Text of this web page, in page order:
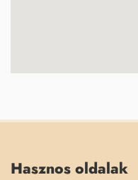
Hasznos oldalak